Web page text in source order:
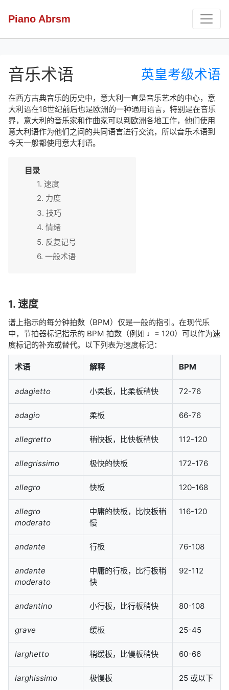
Piano Abrsm
音乐术语 英皇考级术语
在西方古典音乐的历史中，意大利一直是音乐艺术的中心，意
大利语在18世纪前后也是欧洲的一种通用语言，特别是在音乐
界，意大利的音乐家和作曲家可以到欧洲各地工作，他们使用
意大利语作为他们之间的共同语言进行交流，所以音乐术语到
今天一般都使用意大利语。
目录
1. 速度
2. 力度
3. 技巧
4. 情绪
5. 反复记号
6. 一般术语
1. 速度
谱上指示的每分钟拍数（BPM）仅是一般的指引。在现代乐
中，节拍器标记指示的 BPM 拍数（例如 ♩= 120）可以作为速
度标记的补充或替代。以下列表为速度标记：
术语 解释 BPM
adagietto 小柔板，比柔板稍快 72-76
adagio 柔板 66-76
allegretto 稍快板，比快板稍快 112-120
allegrissimo 极快的快板 172-176
allegro 快板 120-168
allegro
moderato
中庸的快板，比快板稍
慢
116-120
andante 行板 76-108
andante
moderato
中庸的行板，比行板稍
快
92-112
andantino 小行板，比行板稍快 80-108
grave 缓板 25-45
larghetto 稍缓板，比慢板稍快 60-66
larghissimo 极慢板 25 或以下